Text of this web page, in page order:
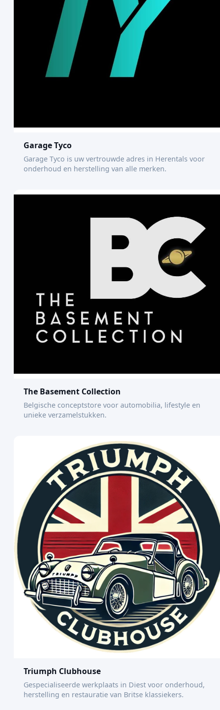
Garage Tyco
Garage Tyco is uw vertrouwde adres in Herentals voor
onderhoud en herstelling van alle merken.
The Basement Collection
Belgische conceptstore voor automobilia, lifestyle en
unieke verzamelstukken.
Triumph Clubhouse
Gespecialiseerde werkplaats in Diest voor onderhoud,
herstelling en restauratie van Britse klassiekers.